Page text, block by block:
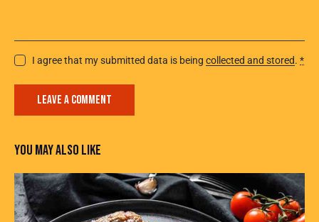
I agree that my submitted data is beingcollected and stored.*
YOU MAY ALSO LIKE